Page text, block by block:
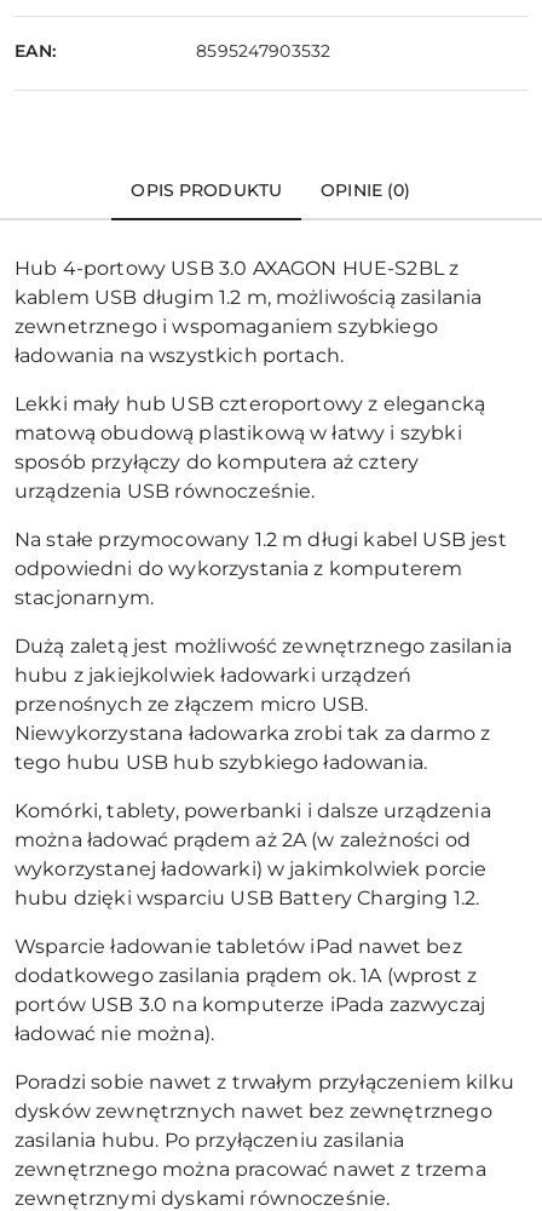
EAN: 8595247903532
OPIS PRODUKTU OPINIE (0)
Hub 4-portowy USB 3.0 AXAGON HUE-S2BL z
kablem USB długim 1.2 m, możliwością zasilania
zewnetrznego i wspomaganiem szybkiego
ładowania na wszystkich portach.
Lekki mały hub USB czteroportowy z elegancką
matową obudową plastikową w łatwy i szybki
sposób przyłączy do komputera aż cztery
urządzenia USB równocześnie.
Na stałe przymocowany 1.2 m długi kabel USB jest
odpowiedni do wykorzystania z komputerem
stacjonarnym.
Dużą zaletą jest możliwość zewnętrznego zasilania
hubu z jakiejkolwiek ładowarki urządzeń
przenośnych ze złączem micro USB.
Niewykorzystana ładowarka zrobi tak za darmo z
tego hubu USB hub szybkiego ładowania.
Komórki, tablety, powerbanki i dalsze urządzenia
można ładować prądem aż 2A (w zależności od
wykorzystanej ładowarki) w jakimkolwiek porcie
hubu dzięki wsparciu USB Battery Charging 1.2.
Wsparcie ładowanie tabletów iPad nawet bez
dodatkowego zasilania prądem ok. 1A (wprost z
portów USB 3.0 na komputerze iPada zazwyczaj
ładować nie można).
Poradzi sobie nawet z trwałym przyłączeniem kilku
dysków zewnętrznych nawet bez zewnętrznego
zasilania hubu. Po przyłączeniu zasilania
zewnętrznego można pracować nawet z trzema
zewnętrznymi dyskami równocześnie.